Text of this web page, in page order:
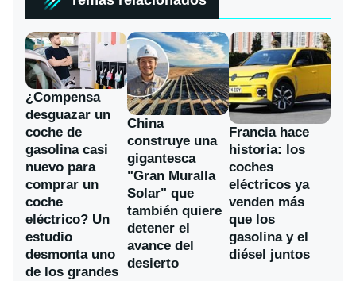
¿Compensa
desguazar un
coche de
gasolina casi
nuevo para
comprar un
coche
eléctrico? Un
estudio
desmonta uno
de los grandes
China
construye una
gigantesca
"Gran Muralla
Solar" que
también quiere
detener el
avance del
desierto
Francia hace
historia: los
coches
eléctricos ya
venden más
que los
gasolina y el
diésel juntos